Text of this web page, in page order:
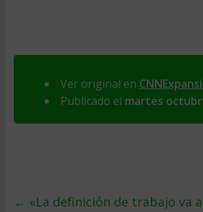
Ver original en
Publicado el martes
← «La definición de trabajo va